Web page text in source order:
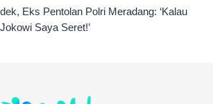
Eks Pentolan Polri Meradang: ‘Kalau
Saya Seret!’